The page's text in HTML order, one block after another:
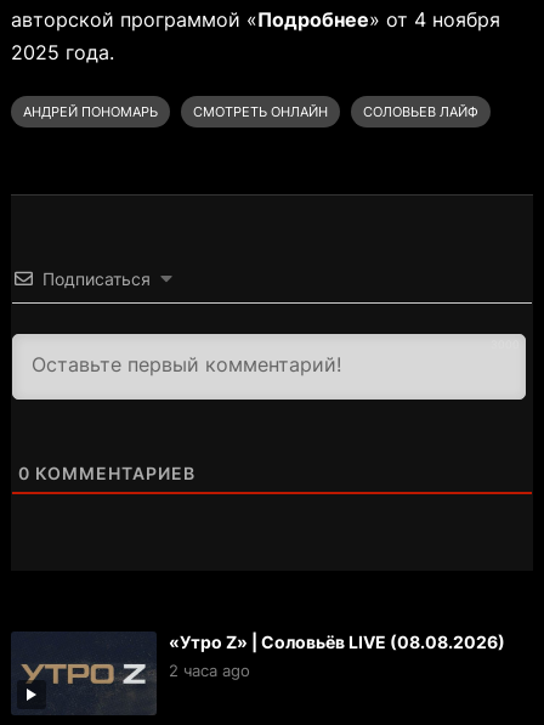
авторской программой «Подробнее» от 4 ноября
2025 года.
АНДРЕЙ ПОНОМАРЬ СМОТРЕТЬ ОНЛАЙН СОЛОВЬЕВ ЛАЙФ
Подписаться
0 КОММЕНТАРИЕВ
«Утро Z» | Соловьёв LIVE (08.08.2026)
2 часа ago